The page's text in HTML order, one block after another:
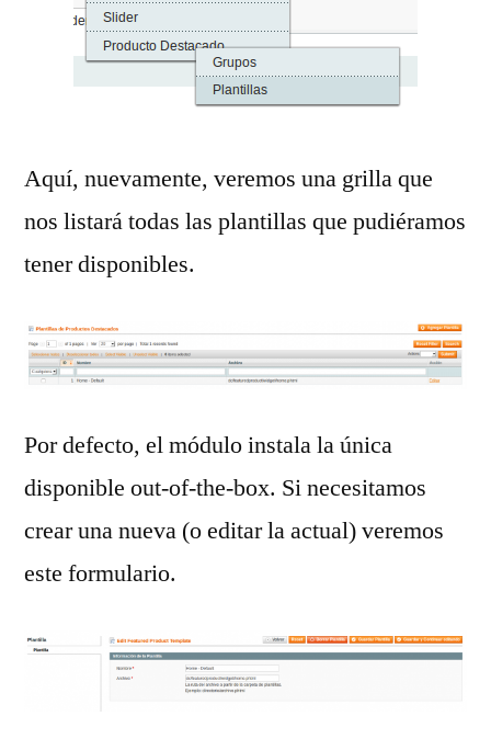
Aquí, nuevamente, veremos una grilla que
nos listará todas las plantillas que pudiéramos
tener disponibles.
Por defecto, el módulo instala la única
disponible out-of-the-box. Si necesitamos
crear una nueva (o editar la actual) veremos
este formulario.